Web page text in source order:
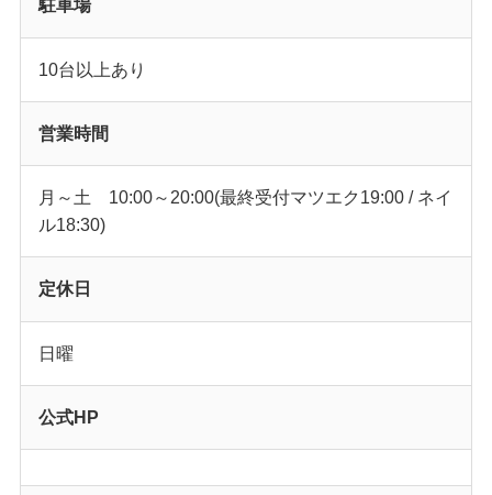
駐車場
10台以上あり
営業時間
月～土 10:00～20:00(最終受付マツエク19:00 / ネイ
ル18:30)
定休日
日曜
公式HP